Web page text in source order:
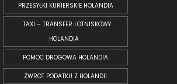
PRZESYŁKI KURIERSKIE HOLANDIA
TAXI – TRANSFER LOTNISKOWY
HOLANDIA
POMOC DROGOWA HOLANDIA
ZWROT PODATKU Z HOLANDII